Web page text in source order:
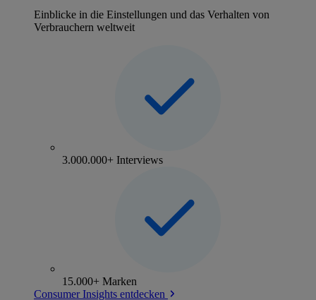
Einblicke in die Einstellungen und das Verhalten von
Verbrauchern weltweit
3.000.000+ Interviews
15.000+ Marken
Consumer Insights entdecken